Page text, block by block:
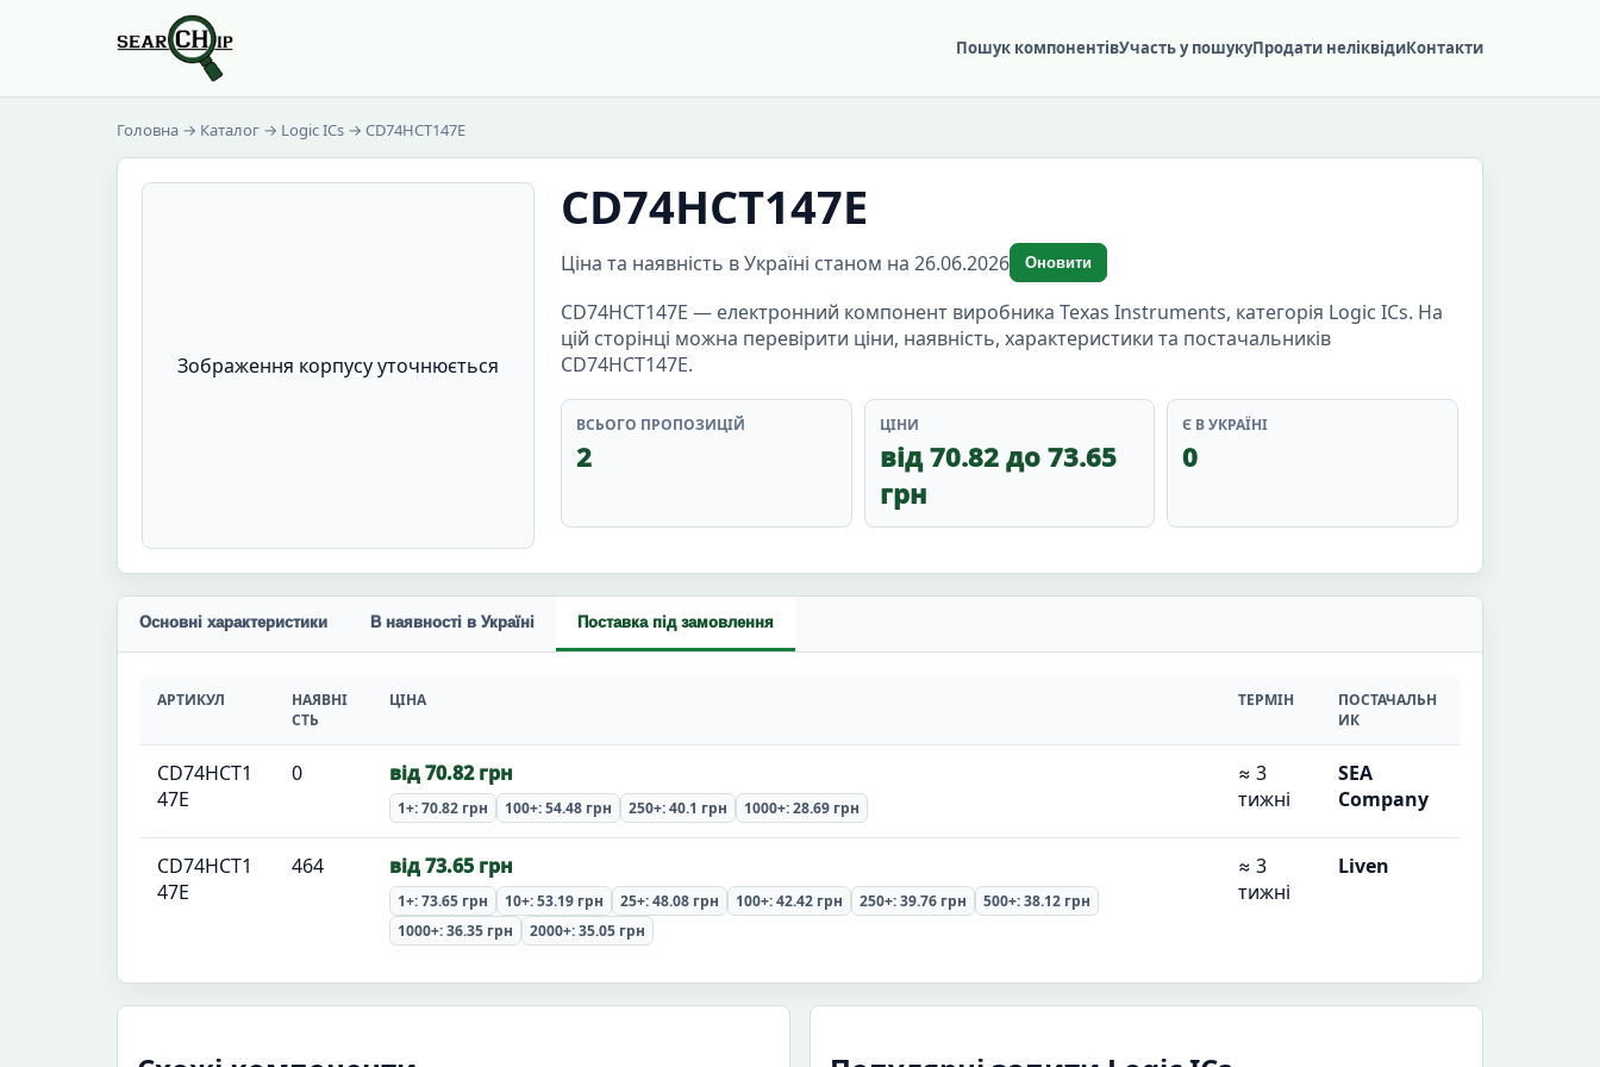
Пошук компонентівУчасть у пошукуПродати неліквідиКонтакти
Головна → Каталог → Logic ICs → CD74HCT147E
Зображення корпусу уточнюється
CD74HCT147E
Ціна та наявність в Україні станом на 26.06.2026 Оновити
CD74HCT147E — електронний компонент виробника Texas Instruments, категорія Logic ICs. На
цій сторінці можна перевірити ціни, наявність, характеристики та постачальників
CD74HCT147E.
ВСЬОГО ПРОПОЗИЦІЙ
2
ЦІНИ
від 70.82 до 73.65
грн
Є В УКРАЇНІ
0
Основні характеристики В наявності в Україні Поставка під замовлення
АРТИКУЛ
НАЯВНІ
СТЬ
ЦІНА ТЕРМІН
ПОСТАЧАЛЬН
ИК
CD74HCT1
47E
0 від 70.82 грн
1+: 70.82 грн 100+: 54.48 грн 250+: 40.1 грн 1000+: 28.69 грн
≈ 3
тижні
SEA
Company
CD74HCT1
47E
464 від 73.65 грн
1+: 73.65 грн 10+: 53.19 грн 25+: 48.08 грн 100+: 42.42 грн 250+: 39.76 грн
500+: 38.12 грн
1000+: 36.35 грн
2000+: 35.05 грн
≈ 3
тижні
Liven